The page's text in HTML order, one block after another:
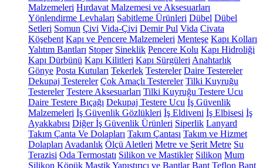
Malzemeleri Hırdavat Malzemesi ve Aksesuarları
Yönlendirme Levhaları Sabitleme Ürünleri Dübel Dübel
Setleri Somun Çivi Vida-Çivi Demir Pul Vida Civata
Köşebent Kapı ve Pencere Malzemeleri Menteşe Kapı Kolları
Yalıtım Bantları Stoper Sineklik Pencere Kolu Kapı Hidroliği
Kapı Dürbünü Kapı Kilitleri Kapı Sürgüleri Anahtarlık
Gönye Posta Kutuları Tekerlek Testereler Daire Testereler
Dekupaj Testereler Çok Amaçlı Testereler Tilki Kuyruğu
Testereler Testere Aksesuarları Tilki Kuyruğu Testere Ucu
Daire Testere Bıçağı Dekupaj Testere Ucu İş Güvenlik
Malzemeleri İş Güvenlik Gözlükleri İş Eldiveni İş Elbisesi İş
Ayakkabısı Diğer İş Güvenlik Ürünleri Siperlik Lanyard
Takım Çanta Ve Dolapları Takım Çantası Takım ve Hizmet
Dolapları Avadanlık Ölçü Aletleri Metre ve Şerit Metre Su
Terazisi Oda Termostatı Silikon ve Mastikler Silikon Mum
Silikon Köpük MastikYapıştırıcı ve Bantlar Bant Teflon Bant